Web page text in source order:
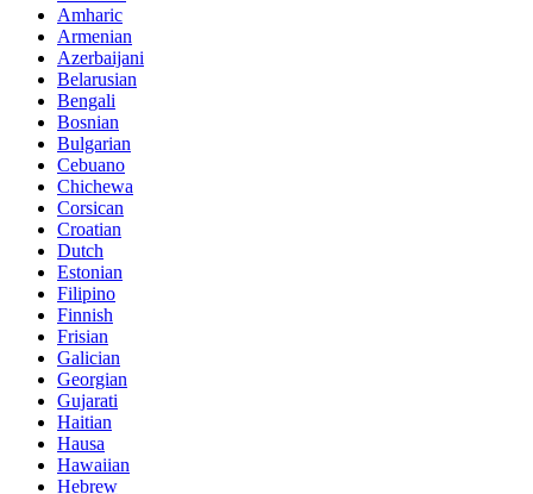
Amharic
Armenian
Azerbaijani
Belarusian
Bengali
Bosnian
Bulgarian
Cebuano
Chichewa
Corsican
Croatian
Dutch
Estonian
Filipino
Finnish
Frisian
Galician
Georgian
Gujarati
Haitian
Hausa
Hawaiian
Hebrew